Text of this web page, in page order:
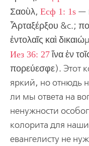
Σαοὺλ, Есф 1: 1s—
Ἇρταξέρξου &c.;
ἐντολαῖς καὶ
Иез 36: 27ἵνα ἐν
πορεύεσφε). Этот
яркий, но отнюдь
ли мы ответа на
ненужности
колорита для
евангелисту не